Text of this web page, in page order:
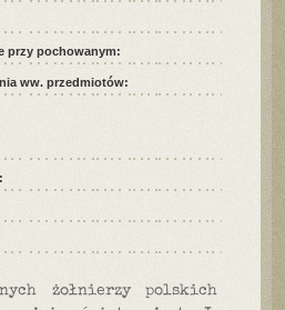
przy pochowanym:
ww. przedmiotów:
żołnierzy polskich